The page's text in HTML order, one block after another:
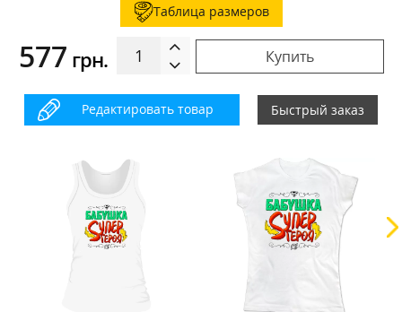
Таблица размеров
577 грн. Купить
Редактировать товар Быстрый заказ